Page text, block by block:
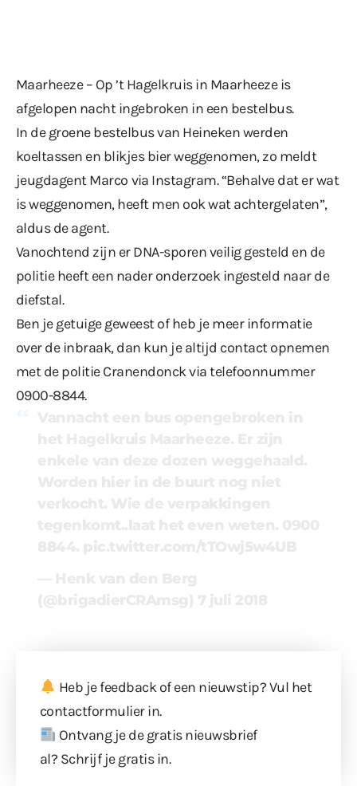
Maarheeze – Op ’t Hagelkruis in Maarheeze is
afgelopen nacht ingebroken in een bestelbus.
In de groene bestelbus van Heineken werden
koeltassen en blikjes bier weggenomen, zo meldt
jeugdagent Marco via Instagram. “Behalve dat er wat
is weggenomen, heeft men ook wat achtergelaten”,
aldus de agent.
Vanochtend zijn er DNA-sporen veilig gesteld en de
politie heeft een nader onderzoek ingesteld naar de
diefstal.
Ben je getuige geweest of heb je meer informatie
over de inbraak, dan kun je altijd contact opnemen
met de politie Cranendonck via telefoonnummer
0900-8844.
Heb je feedback of een nieuwstip? Vul het
contactformulierin.
Ontvang je de gratis nieuwsbrief
al? Schrijf je gratis in.